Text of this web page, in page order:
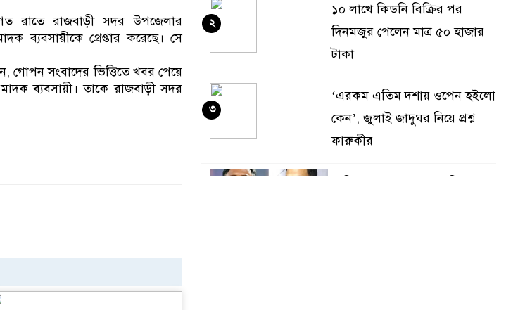
রাতে রাজবাড়ী সদর উপজেলার
ব্যবসায়ীকে গ্রেপ্তার করেছে। সে
গোপন সংবাদের ভিত্তিতে খবর পেয়ে
ব্যবসায়ী। তাকে রাজবাড়ী সদর
১০ লাখে কিডনি বিক্রির পর
দিনমজুর পেলেন মাত্র ৫০ হাজার
টাকা
২
‘এরকম এতিম দশায় ওপেন হইলো
কেন’, জুলাই জাদুঘর নিয়ে প্রশ্ন
ফারুকীর
৩